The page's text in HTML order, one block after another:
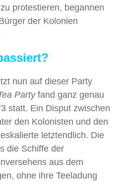
protestieren, begannen
der Kolonien
nun auf dieser Party
Partyfand ganz genau
statt. Ein Disput zwischen
den Kolonisten und den
letztendlich. Die
die Schiffe der
aus dem
ohne ihre Teeladung